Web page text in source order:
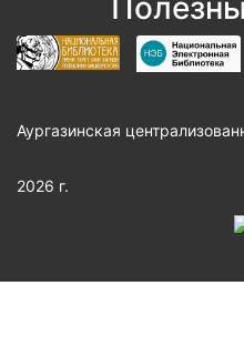
Аургазинская
2026 г.